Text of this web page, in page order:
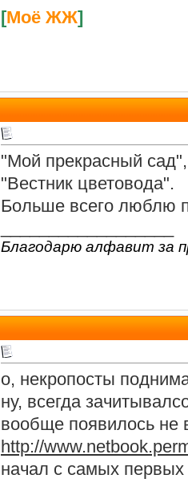
[Моё ЖЖ]
"Мой прекрасный
"Вестник цветовода".
Больше всего люблю
Благодарю алфавит за
о, некропосты
ну, всегда
вообще появилось не
http://
начал с самых